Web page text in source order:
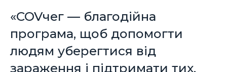
«COVчег — благодійна
програма, щоб допомогти
людям уберегтися від
зараження і підтримати тих,